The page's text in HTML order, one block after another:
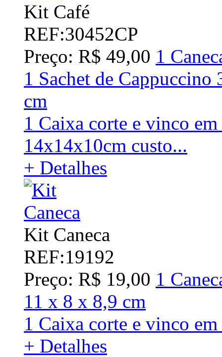
Kit Café
REF:30452CP
Preço: R$ 49,00 1
1 Sachet de
cm
1 Caixa corte e vinco
14x14x10cm custo...
+ Detalhes
Kit Caneca
REF:19192
Preço: R$ 19,00 1
11 x 8 x 8,9 cm
1 Caixa corte e vinco
+ Detalhes